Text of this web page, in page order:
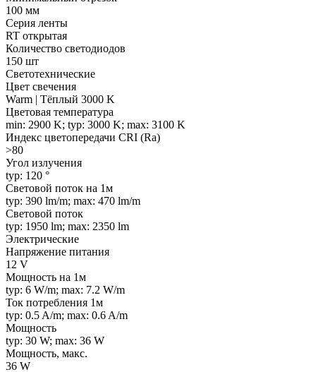
100 мм
Серия ленты
RT открытая
Количество светодиодов
150 шт
Светотехнические
Цвет свечения
Warm | Тёплый 3000 K
Цветовая температура
min: 2900 K; typ: 3000 K; max: 3100 K
Индекс цветопередачи CRI (Ra)
>80
Угол излучения
typ: 120 °
Световой поток на 1м
typ: 390 lm/m; max: 470 lm/m
Световой поток
typ: 1950 lm; max: 2350 lm
Электрические
Напряжение питания
12 V
Мощность на 1м
typ: 6 W/m; max: 7.2 W/m
Ток потребления 1м
typ: 0.5 A/m; max: 0.6 A/m
Мощность
typ: 30 W; max: 36 W
Мощность, макс.
36 W